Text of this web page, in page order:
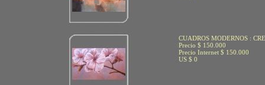
CUADROS MODERNOS :
Precio $ 150.000
Precio Internet $ 150.000
US $ 0